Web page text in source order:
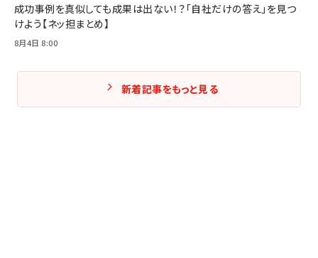
成功事例を真似しても成果は出ない！？「自社だけの答え」を見つ
けよう【ネッ担まとめ】
8月4日 8:00
新着記事をもっと見る